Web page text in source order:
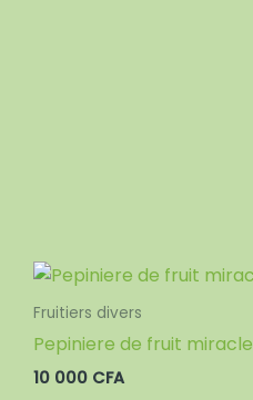
Fruitiers divers
Pepiniere de fruit miracle
10 000 CFA